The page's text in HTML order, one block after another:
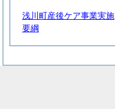
浅川町産後ケア事業実施
要綱